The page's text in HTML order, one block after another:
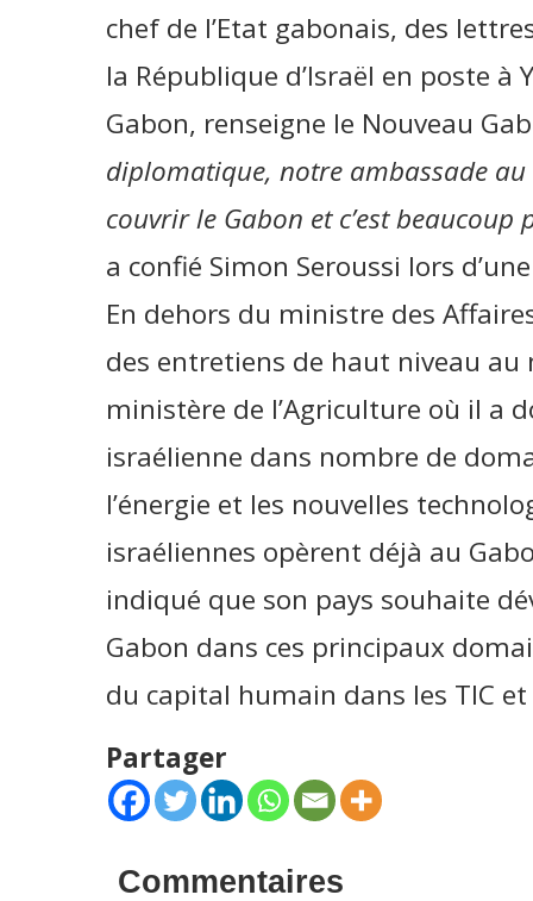
chef de l’Etat gabonais, des
la République d’Israël en poste
Gabon, renseigne le Nouveau
diplomatique, notre ambassade
couvrir le Gabon et c’est
a confié Simon Seroussi lors
En dehors du ministre des
des entretiens de haut niveau
ministère de l’Agriculture où il a
israélienne dans nombre de
l’énergie et les nouvelles
israéliennes opèrent déjà au
indiqué que son pays souhaite
Gabon dans ces principaux
du capital humain dans les TIC
Partager
Commentaires